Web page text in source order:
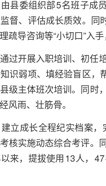
县委组织部5名班子成
督、评估成长质效。同
疏导咨询等“小切口”入
过开展入职培训、初任
识弱项、填经验盲区，
级主体班次培训。同
风雨、壮筋骨。
立成长全程纪实档案
核实施动态综合考评
来，提拔使用13人， 47